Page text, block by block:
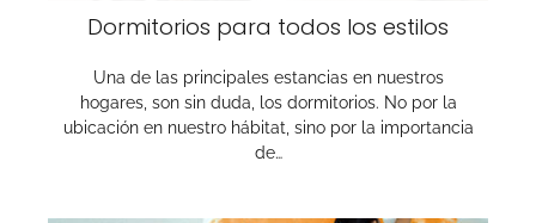
Dormitorios para todos los estilos
Una de las principales estancias en nuestros
hogares, son sin duda, los dormitorios. No por la
ubicación en nuestro hábitat, sino por la importancia
de…